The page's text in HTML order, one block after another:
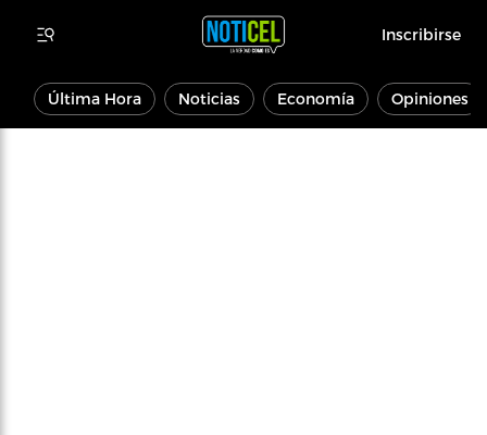
Inscribirse
Última Hora Noticias Economía Opiniones